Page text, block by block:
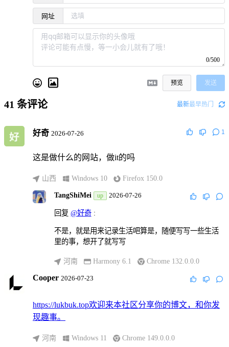
网址
0/500
预览 发送
41 条评论 最新最早热门
好奇 2026-07-26 1
这是做什么的网站，做it的吗
山西 Windows 10 Firefox 150.0
TangShiMei up 2026-07-26
回复 @好奇:
不是，就是用来记录生活吧算是，随便写写一些生活
里的事，想开了就写写
河南 Harmony 6.1 Chrome 132.0.0.0
Cooper 2026-07-23
https://lukbuk.top欢迎来本社区分享你的博文，和你发
现趣事。
河南 Windows 11 Chrome 149.0.0.0